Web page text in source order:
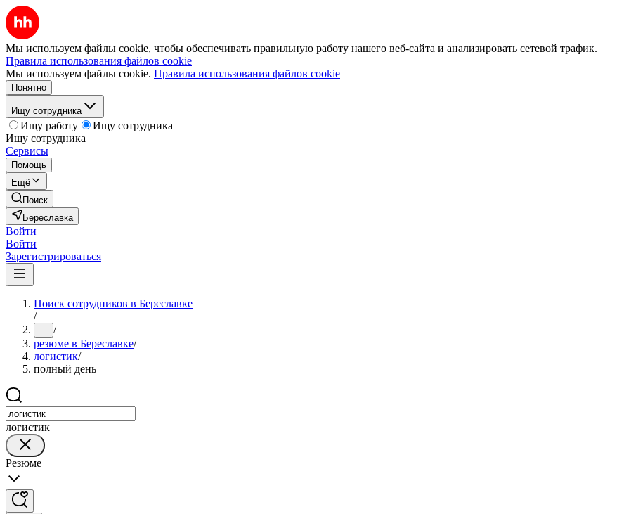
Мы используем файлы cookie, чтобы обеспечивать правильную работу нашего веб-сайта и анализировать сетевой трафик.
Правила использования файлов cookie
Мы используем файлы cookie. Правила использования файлов cookie
Понятно
Ищу сотрудника
Ищу работу
Ищу сотрудника
Ищу сотрудника
Сервисы
Помощь
Ещё
Поиск
Береславка
Войти
Войти
Зарегистрироваться
Поиск сотрудников в Береславке
/
... /
резюме в Береславке/
логистик/
полный день
логистик
Резюме